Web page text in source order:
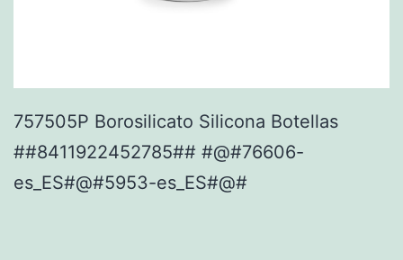
757505P Borosilicato Silicona Botellas
##8411922452785## #@#76606-
es_ES#@#5953-es_ES#@#